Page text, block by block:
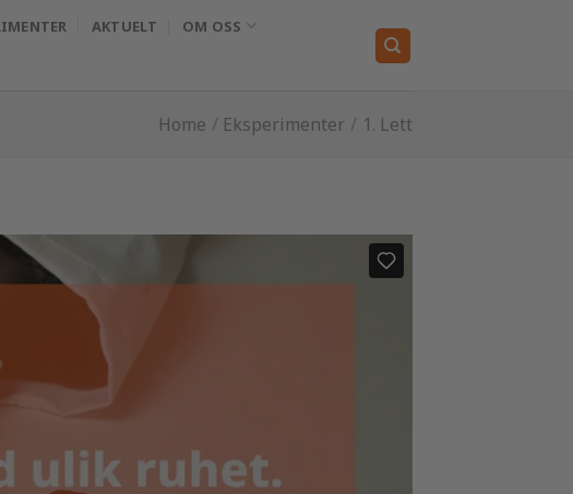
AKTUELT OM OSS
Home / Eksperimenter / 1. Lett